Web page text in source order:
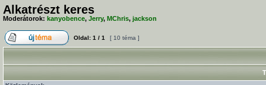
Alkatrészt keres
Moderátorok: kanyobence, Jerry, MChris, jackson
Oldal: 1 / 1 [ 10 téma ]